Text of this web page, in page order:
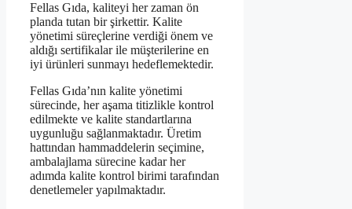
Fellas Gıda, kaliteyi her zaman ön
planda tutan bir şirkettir. Kalite
yönetimi süreçlerine verdiği önem ve
aldığı sertifikalar ile müşterilerine en
iyi ürünleri sunmayı hedeflemektedir.
Fellas Gıda’nın kalite yönetimi
sürecinde, her aşama titizlikle kontrol
edilmekte ve kalite standartlarına
uygunluğu sağlanmaktadır. Üretim
hattından hammaddelerin seçimine,
ambalajlama sürecine kadar her
adımda kalite kontrol birimi tarafından
denetlemeler yapılmaktadır.